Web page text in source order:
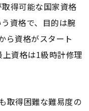
得可能な国家資格
資格で、目的は腕
ら資格がスタート
資格は1級時計修理
取得困難な難易度の